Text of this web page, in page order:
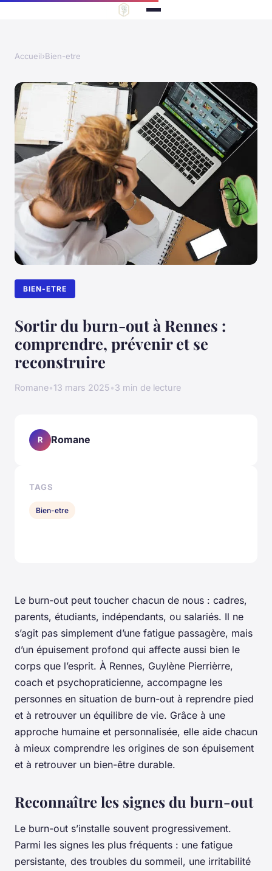
Accueil›Bien-etre
BIEN-ETRE
Sortir du burn-out à Rennes :
comprendre, prévenir et se
reconstruire
Romane•13 mars 2025•3 min de lecture
Le burn-out peut toucher chacun de nous : cadres,
parents, étudiants, indépendants, ou salariés. Il ne
s’agit pas simplement d’une fatigue passagère, mais
d’un épuisement profond qui affecte aussi bien le
corps que l’esprit. À Rennes, Guylène Pierrièrre,
coach et psychopraticienne, accompagne les
personnes en situation de burn-out à reprendre pied
et à retrouver un équilibre de vie. Grâce à une
approche humaine et personnalisée, elle aide chacun
à mieux comprendre les origines de son épuisement
et à retrouver un bien-être durable.
Reconnaître les signes du burn-out
Le burn-out s’installe souvent progressivement.
Parmi les signes les plus fréquents : une fatigue
persistante, des troubles du sommeil, une irritabilité
R Romane
TAGS
Bien-etre